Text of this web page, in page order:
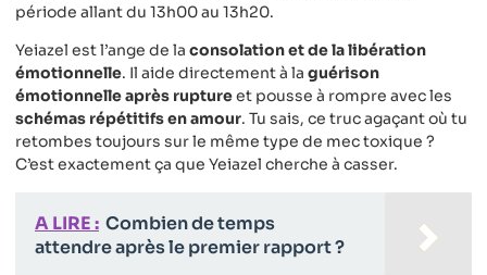
période allant du 13h00 au 13h20.
Yeiazel est l’ange de la consolation et de la libération
émotionnelle. Il aide directement à la guérison
émotionnelle après ruptureet pousse à rompre avec les
schémas répétitifs en amour. Tu sais, ce truc agaçant où tu
retombes toujours sur le même type de mec toxique ?
C’est exactement ça que Yeiazel cherche à casser.
A LIRE : Combien de temps
attendre après le premier rapport ?